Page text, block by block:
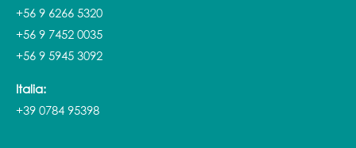
+56 9 6266 5320
+56 9 7452 0035
+56 9 5945 3092
Italia:
+39 0784 95398